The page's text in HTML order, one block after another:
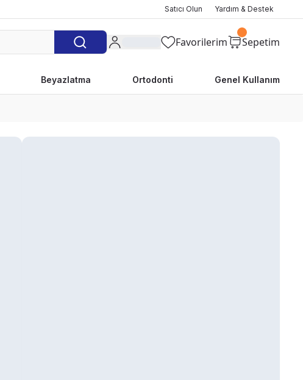
Satıcı Olun Yardım & Destek
Favorilerim Sepetim
Beyazlatma Ortodonti Genel Kullanım